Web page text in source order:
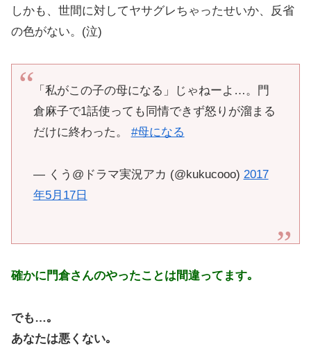
しかも、世間に対してヤサグレちゃったせいか、反省
の色がない。(泣)
「私がこの子の母になる」じゃねーよ…。門
倉麻子で1話使っても同情できず怒りが溜まる
だけに終わった。 #母になる
— くう@ドラマ実況アカ (@kukucooo) 2017
年5月17日
確かに門倉さんのやったことは間違ってます｡
でも…｡
あなたは悪くない｡